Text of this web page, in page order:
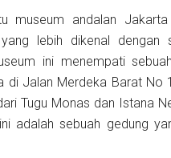
museum andalan
lebih dikenal dengan
ini menempati
di Jalan Merdeka Barat No
Tugu Monas dan Istana
adalah sebuah gedung